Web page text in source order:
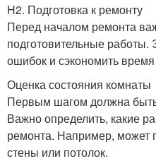
H2. Подготовка к ремонту
Перед началом ремонта
подготовительные работы.
ошибок и сэкономить время
Оценка состояния комнаты
Первым шагом должна
Важно определить, какие
ремонта. Например, может
стены или потолок.